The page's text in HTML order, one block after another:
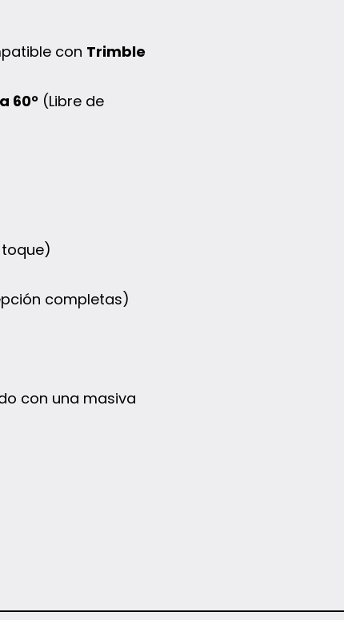
con Trimble
60° (Libre de
completas)
con una masiva